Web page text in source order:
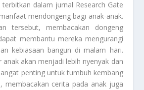
terbitkan dalam jurnal Research Gate
mendongeng bagi anak-anak.
tersebut, membacakan dongeng
membantu mereka mengurangi
kebiasaan bangun di malam hari.
anak akan menjadi lebih nyenyak dan
penting untuk tumbuh kembang
membacakan cerita pada anak juga